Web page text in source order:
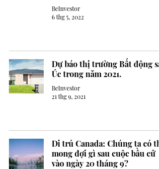
BeInvestor
6 thg 5, 2022
Dự báo thị trường Bất động
Úc trong năm 2021.
BeInvestor
21 thg 9, 2021
Di trú Canada: Chúng ta có
mong đợi gì sau cuộc bầu cử
vào ngày 20 tháng 9?